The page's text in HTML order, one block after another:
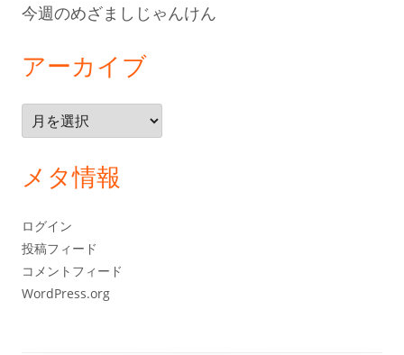
今週のめざましじゃんけん
アーカイブ
ー
イ
メタ情報
ログイン
投稿フィード
コメントフィード
WordPress.org